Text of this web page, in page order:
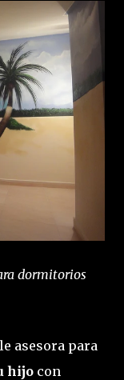
dormitorios
asesora para
hijo con